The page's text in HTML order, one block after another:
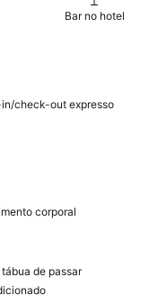
Bar no hotel
check-out expresso
corporal
tábua de passar